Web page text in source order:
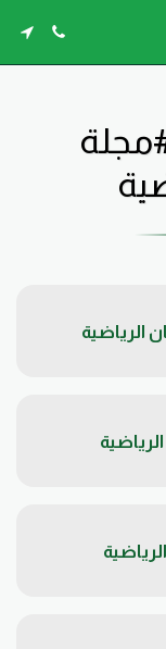
الرياضية